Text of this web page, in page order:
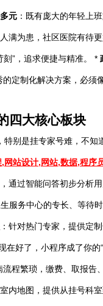
元 ：既有庞大的年轻上
人满为患，社区医院有待
刻”，追求便捷与精准。 *
定制化解决方案，必须
四大核心板块
别是挂专家号难，不知
通过智能问答初步分析
服务中心的专长、等待
：针对热门专家，提供定
在好了，小程序成了你
程繁琐，缴费、取报告
室内地图，提供从挂号科